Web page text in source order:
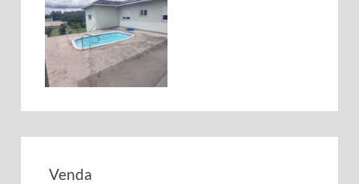
Venda